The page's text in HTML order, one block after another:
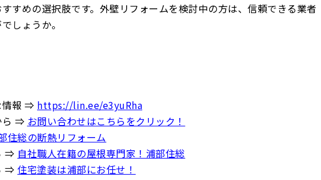
すめの選択肢です。外壁リフォームを検討中の方は、信頼できる業者
しょうか。
情報 ⇒ https://lin.ee/e3yuRha
ら ⇒ お問い合わせはこちらをクリック！
住総の断熱リフォーム
⇒ 自社職人在籍の屋根専門家！浦部住総
⇒ 住宅塗装は浦部にお任せ！